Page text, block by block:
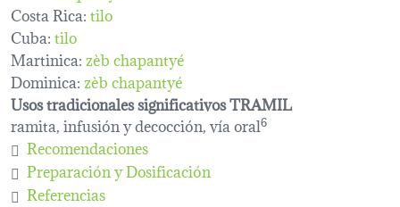
Costa Rica:tilo
Cuba:tilo
Martinica:zèb chapantyé
Dominica:zèb chapantyé
Usos tradicionales significativos TRAMIL
ramita, infusión y decocción, vía oral6
Recomendaciones
Preparación y Dosificación
Referencias